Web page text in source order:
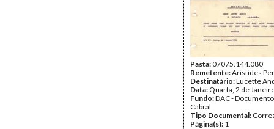
Pasta:07075.144.080
Remetente:Aristides
Destinatário:Lucette
Data: Quarta, 2 de
Fundo:DAC -
Cabral
Tipo Documental:
Página(s): 1